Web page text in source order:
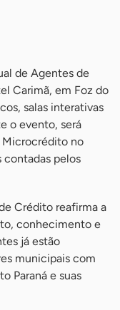
de Agentes de
Carimã, em Foz do
salas interativas
o evento, será
Microcrédito no
contadas pelos
Crédito reafirma a
conhecimento e
já estão
municipais com
Paraná e suas